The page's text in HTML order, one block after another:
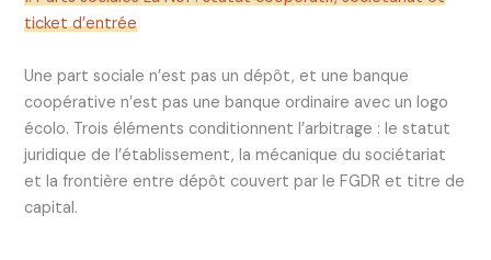
ticket d’entrée
Une part sociale n’est pas un dépôt, et une banque
coopérative n’est pas une banque ordinaire avec un logo
écolo. Trois éléments conditionnent l’arbitrage : le statut
juridique de l’établissement, la mécanique du sociétariat
et la frontière entre dépôt couvert par le FGDR et titre de
capital.